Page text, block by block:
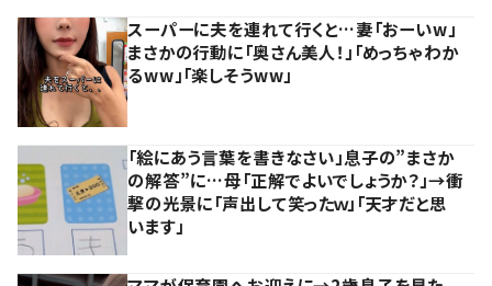
スーパーに夫を連れて行くと…妻「おーいw」
まさかの行動に「奥さん美人！」「めっちゃわか
るww」「楽しそうww」
「絵にあう言葉を書きなさい」息子の”まさか
の解答”に…母「正解でよいでしょうか？」→衝
撃の光景に「声出して笑ったｗ」「天才だと思
います」